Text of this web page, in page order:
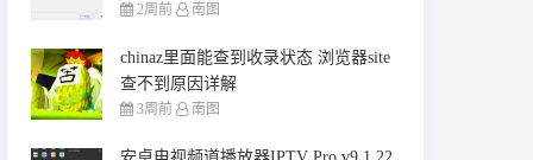
2周前 南图
chinaz里面能查到收录状态 浏览器site
查不到原因详解
3周前 南图